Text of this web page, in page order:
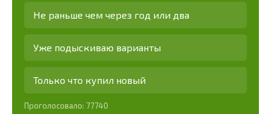
Не раньше чем через год или два
Уже подыскиваю варианты
Только что купил новый
Проголосовало: 77740